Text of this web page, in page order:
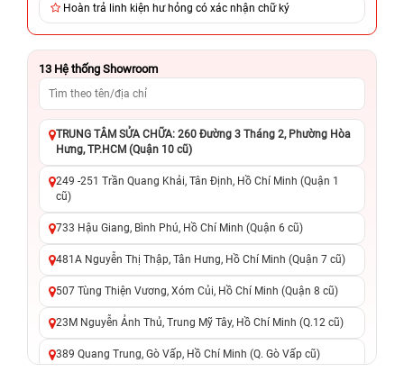
Hoàn trả linh kiện hư hỏng có xác nhận chữ ký
13 Hệ thống Showroom
TRUNG TÂM SỬA CHỮA: 260 Đường 3 Tháng 2, Phường Hòa
Hưng, TP.HCM (Quận 10 cũ)
249 -251 Trần Quang Khải, Tân Định, Hồ Chí Minh (Quận 1
cũ)
733 Hậu Giang, Bình Phú, Hồ Chí Minh (Quận 6 cũ)
481A Nguyễn Thị Thập, Tân Hưng, Hồ Chí Minh (Quận 7 cũ)
507 Tùng Thiện Vương, Xóm Củi, Hồ Chí Minh (Quận 8 cũ)
23M Nguyễn Ảnh Thủ, Trung Mỹ Tây, Hồ Chí Minh (Q.12 cũ)
389 Quang Trung, Gò Vấp, Hồ Chí Minh (Q. Gò Vấp cũ)